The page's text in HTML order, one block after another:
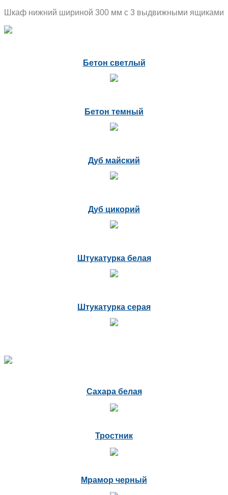
Шкаф нижний шириной 300 мм с 3 выдвижными ящиками
Бетон светлый
Бетон темный
Дуб майский
Дуб цикорий
Штукатурка белая
Штукатурка серая
Сахара белая
Тростник
Мрамор черный